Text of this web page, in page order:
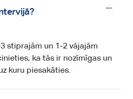
stiprajām un 1-2 vājajām
ka tās ir nozīmīgas un
kuru piesakāties.